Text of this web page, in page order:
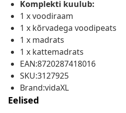
Komplekti kuulub:
1 x voodiraam
1 x kõrvadega voodipeats
1 x madrats
1 x kattemadrats
EAN:8720287418016
SKU:3127925
Brand:vidaXL
Eelised